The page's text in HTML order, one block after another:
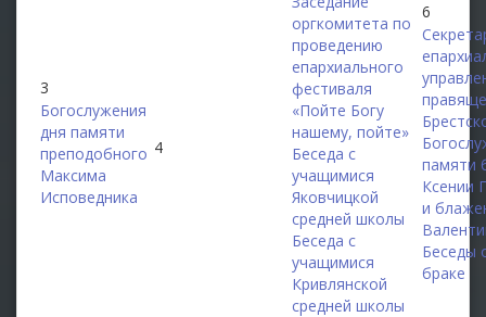
3
Богослужения
дня памяти
преподобного
Максима
Исповедника
4
оргкомитета по
проведению
епархиального
фестиваля
«Пойте Богу
нашему, пойте»
Беседа с
учащимися
Яковчицкой
средней школы
Беседа с
учащимися
Кривлянской
средней школы
6
памяти
Ксении
и
Беседы
браке